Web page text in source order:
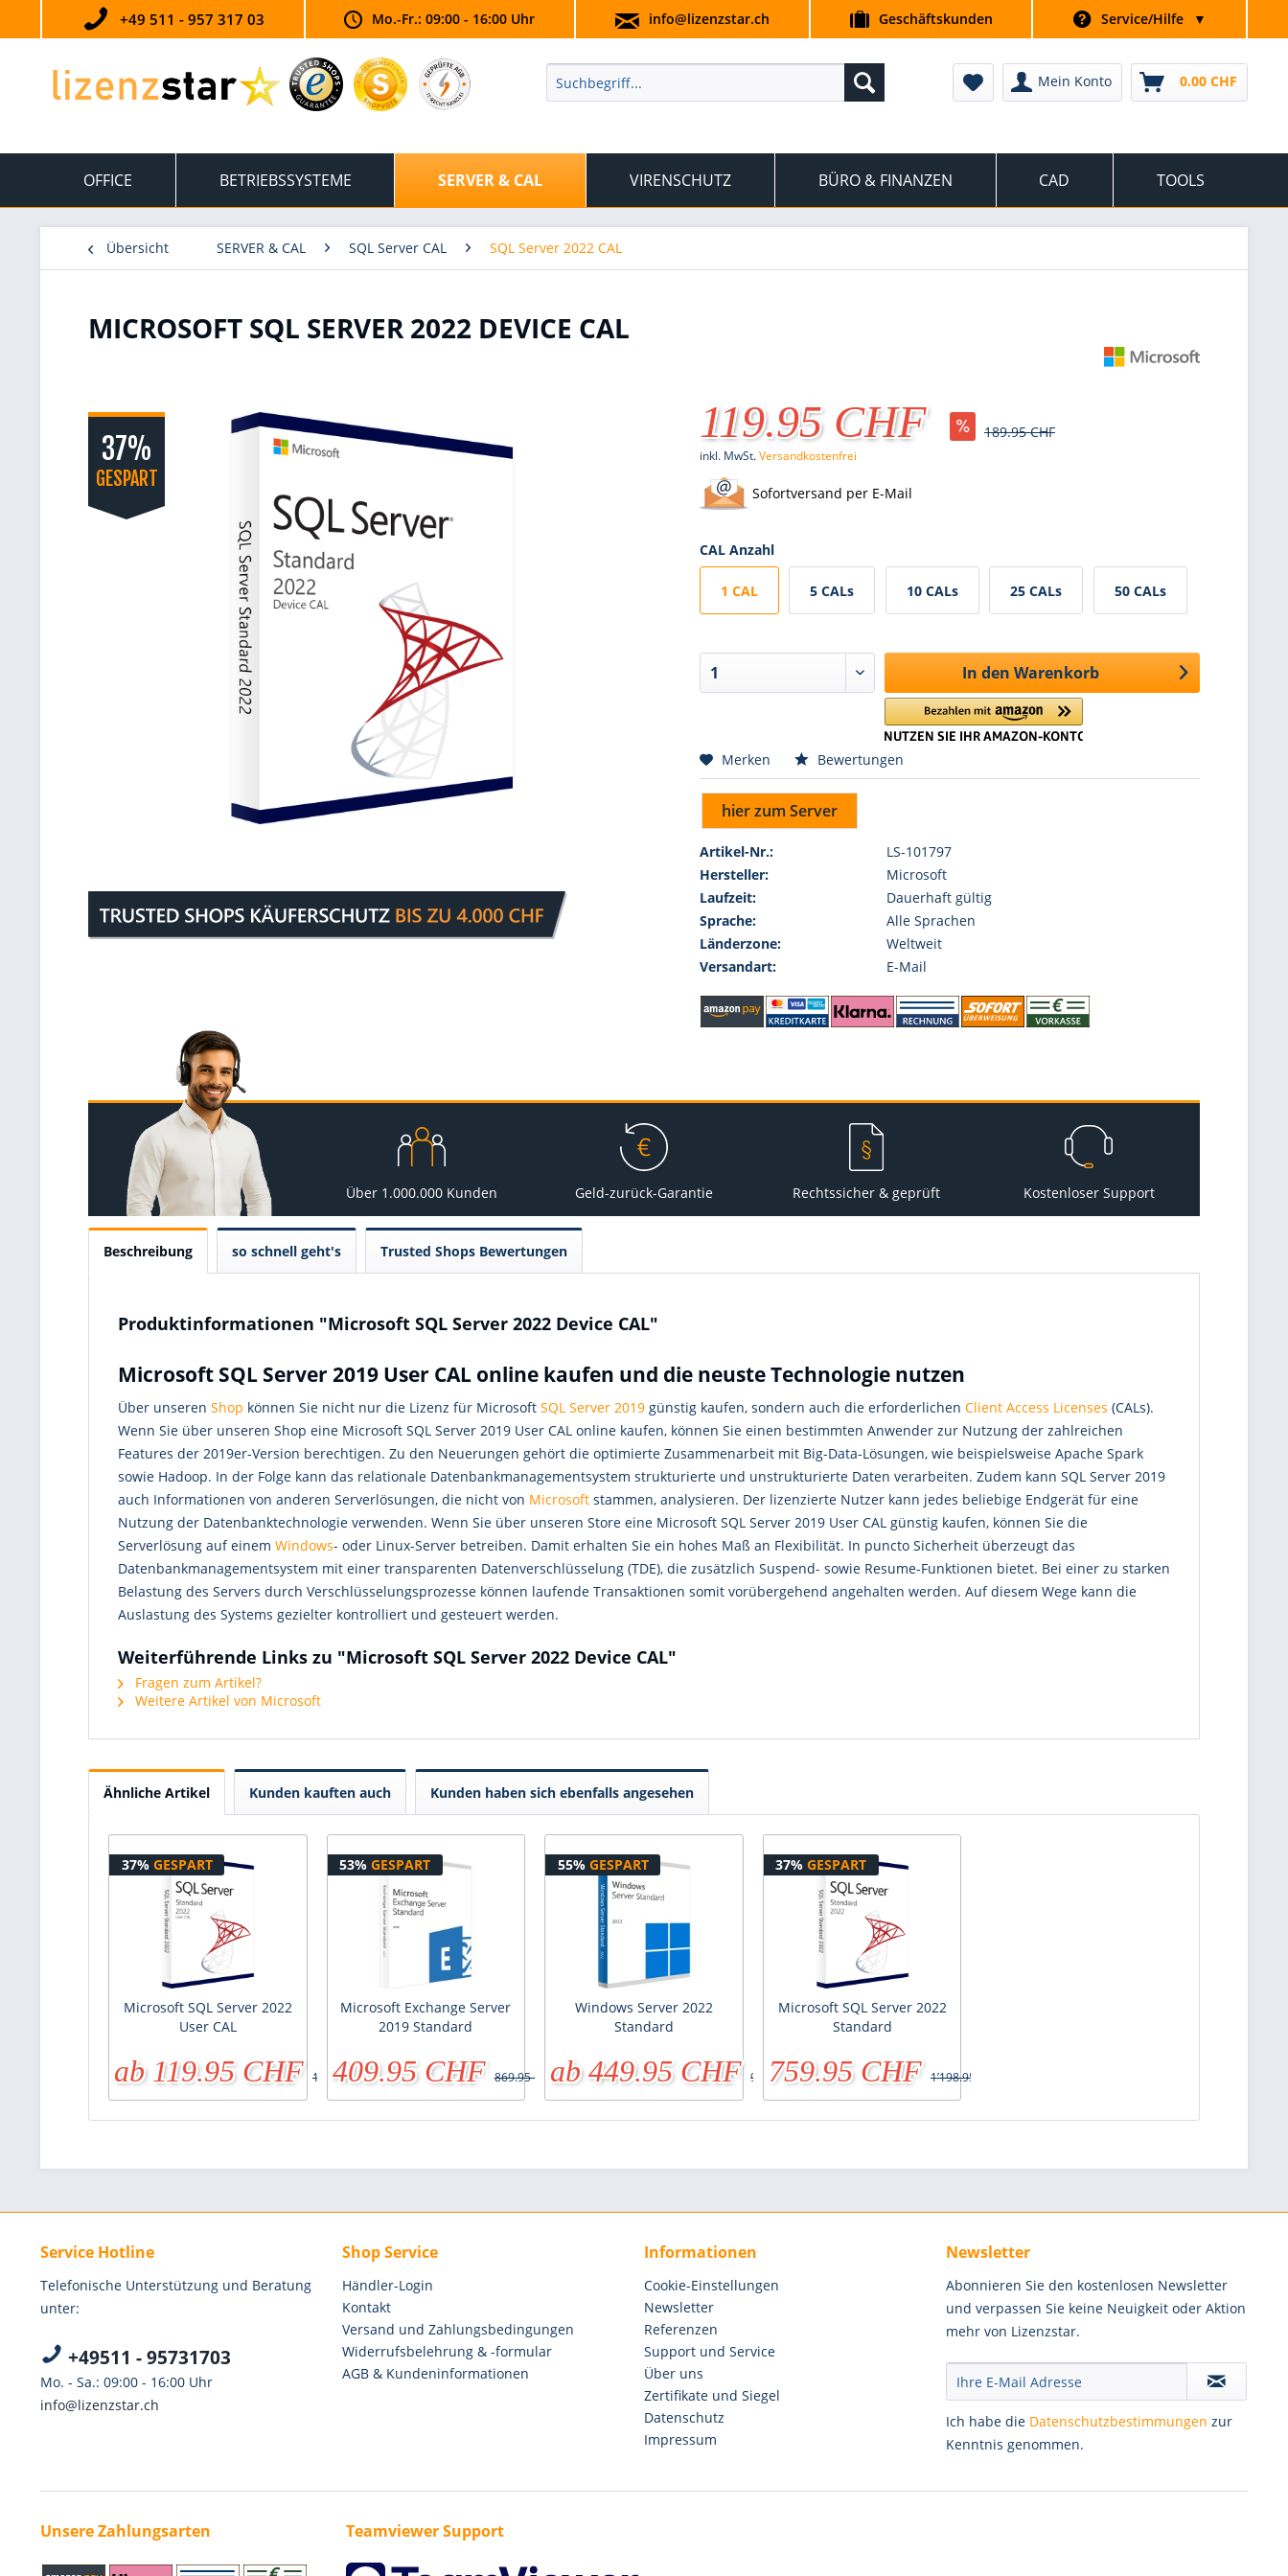
+49 511 - 957 317 03 Mo.-Fr.: 09:00 - 16:00 Uhr info@lizenzstar.ch Geschäftskunden Service/Hilfe ▼
Mein Konto 0.00 CHF
OFFICE BETRIEBSSYSTEME SERVER & CAL VIRENSCHUTZ BÜRO & FINANZEN CAD TOOLS
Übersicht SERVER & CAL SQL Server CAL SQL Server 2022 CAL
MICROSOFT SQL SERVER 2022 DEVICE CAL
37%
GESPART
119.95 CHF 189.95 CHF
inkl. MwSt.Versandkostenfrei
Sofortversand per E-Mail
CAL Anzahl
1 CAL 5 CALs 10 CALs 25 CALs 50 CALs
In den Warenkorb
Merken Bewertungen
hier zum Server
Artikel-Nr.:
LS-101797
Hersteller:
Microsoft
Laufzeit:
Dauerhaft gültig
Sprache:
Alle Sprachen
Länderzone:
Weltweit
Versandart:
E-Mail
Über 1.000.000 Kunden Geld-zurück-Garantie Rechtssicher & geprüft Kostenloser Support
Beschreibung so schnell geht's Trusted Shops Bewertungen
Produktinformationen "Microsoft SQL Server 2022 Device CAL"
Microsoft SQL Server 2019 User CAL online kaufen und die neuste Technologie nutzen
Über unseren Shop können Sie nicht nur die Lizenz für Microsoft SQL Server 2019 günstig kaufen, sondern auch die erforderlichen Client Access Licenses (CALs).
Wenn Sie über unseren Shop eine Microsoft SQL Server 2019 User CAL online kaufen, können Sie einen bestimmten Anwender zur Nutzung der zahlreichen
Features der 2019er-Version berechtigen. Zu den Neuerungen gehört die optimierte Zusammenarbeit mit Big-Data-Lösungen, wie beispielsweise Apache Spark
sowie Hadoop. In der Folge kann das relationale Datenbankmanagementsystem strukturierte und unstrukturierte Daten verarbeiten. Zudem kann SQL Server 2019
auch Informationen von anderen Serverlösungen, die nicht von Microsoft stammen, analysieren. Der lizenzierte Nutzer kann jedes beliebige Endgerät für eine
Nutzung der Datenbanktechnologie verwenden. Wenn Sie über unseren Store eine Microsoft SQL Server 2019 User CAL günstig kaufen, können Sie die
Serverlösung auf einem Windows- oder Linux-Server betreiben. Damit erhalten Sie ein hohes Maß an Flexibilität. In puncto Sicherheit überzeugt das
Datenbankmanagementsystem mit einer transparenten Datenverschlüsselung (TDE), die zusätzlich Suspend- sowie Resume-Funktionen bietet. Bei einer zu starken
Belastung des Servers durch Verschlüsselungsprozesse können laufende Transaktionen somit vorübergehend angehalten werden. Auf diesem Wege kann die
Auslastung des Systems gezielter kontrolliert und gesteuert werden.
Weiterführende Links zu "Microsoft SQL Server 2022 Device CAL"
Fragen zum Artikel?
Weitere Artikel von Microsoft
Ähnliche Artikel Kunden kauften auch Kunden haben sich ebenfalls angesehen
37% GESPART
Microsoft SQL Server 2022
User CAL
ab 119.95 CHF 189.95 CHF
53%GESPART
Microsoft Exchange Server
2019 Standard
409.95 CHF 869.95 CHF
55% GESPART
Windows Server 2022
Standard
ab 449.95 CHF 990.90 CHF
37%GESPART
Microsoft SQL Server 2022
Standard
759.95 CHF 1’198.95 CHF
Service Hotline
Telefonische Unterstützung und Beratung
unter:
+49511 - 95731703
Mo. - Sa.: 09:00 - 16:00 Uhr
info@lizenzstar.ch
Shop Service
Händler-Login
Kontakt
Versand und Zahlungsbedingungen
Widerrufsbelehrung & -formular
AGB & Kundeninformationen
Informationen
Cookie-Einstellungen
Newsletter
Referenzen
Support und Service
Über uns
Zertifikate und Siegel
Datenschutz
Impressum
Newsletter
Abonnieren Sie den kostenlosen Newsletter
und verpassen Sie keine Neuigkeit oder Aktion
mehr von Lizenzstar.
Ich habe die Datenschutzbestimmungen zur
Kenntnis genommen.
Unsere Zahlungsarten Teamviewer Support